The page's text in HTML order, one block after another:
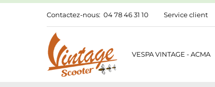
Contactez-nous: 04 78 46 31 10 Service client
VESPA VINTAGE - ACMA